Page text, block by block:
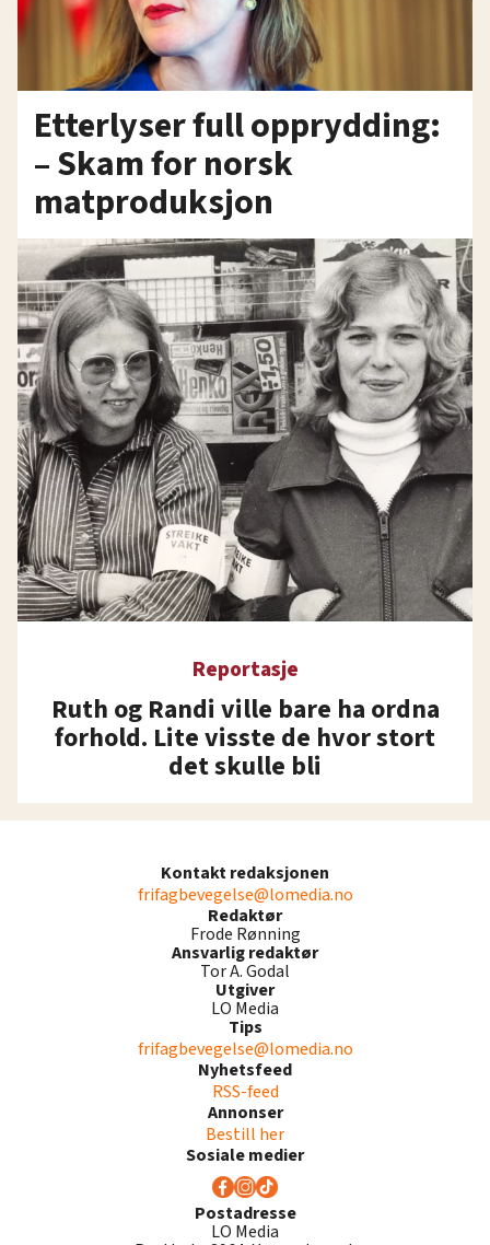
Etterlyser full opprydding:
– Skam for norsk
matproduksjon
Reportasje
Ruth og Randi ville bare ha ordna
forhold. Lite visste de hvor stort
det skulle bli
Kontakt redaksjonen
frifagbevegelse@lomedia.no
Redaktør
Frode Rønning
Ansvarlig redaktør
Tor A. Godal
Utgiver
LO Media
Tips
frifagbevegelse@lomedia.no
Nyhetsfeed
RSS-feed
Annonser
Bestill her
Sosiale medier
Postadresse
LO Media